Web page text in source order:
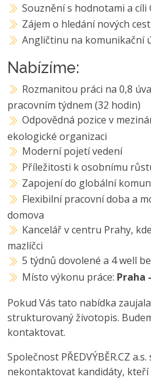
Souznění s hodnotami a cíli
Zájem o hledání nových
Angličtinu na komunikační
Nabízíme:
Rozmanitou práci na 0,8
pracovním týdnem (32 hodin)
Odpovědná pozice v
ekologické organizaci
Moderní pojetí vedení
Příležitosti k osobnímu
Zapojení do globální
Flexibilní pracovní doba a
domova
Kancelář v centru Prahy,
mazlíčci
5 týdnů dovolené a 4 well
Místo výkonu práce: Praha
Pokud Vás tato nabídka
strukturovaný životopis.
kontaktovat.
Společnost PŘEDVÝBĚR.CZ
nekontaktovat kandidáty,